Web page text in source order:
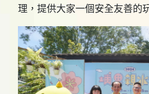
理，提供大家一個安全友善的